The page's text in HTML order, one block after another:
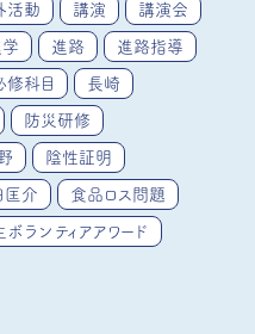
活動 講演 講演会
進路 進路指導
修科目 長崎
防災研修
陰性証明
匡介 食品ロス問題
ランティアアワード